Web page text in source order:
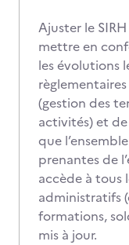
Ajuster le
mettre en
les évolutions
(gestion des
activités) et
que
prenantes de
accède à tous
administratifs
formations,
mis à jour.